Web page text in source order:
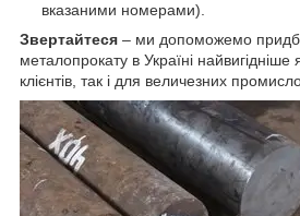
вказаними номерами).
Звертайтеся – ми допоможемо
металопрокату в Україні найвигідніше
клієнтів, так і для величезних